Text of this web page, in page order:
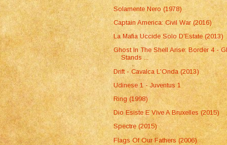
Solamente Nero (1978)
Captain America: Civil War (2016)
La Mafia Uccide Solo D'Estate (2013)
Ghost In The Shell Arise: Border 4 -
Stands ...
Drift - Cavalca L'Onda (2013)
Udinese 1 - Juventus 1
Ring (1998)
Dio Esiste E Vive A Bruxelles (2015)
Spectre (2015)
Flags Of Our Fathers (2006)